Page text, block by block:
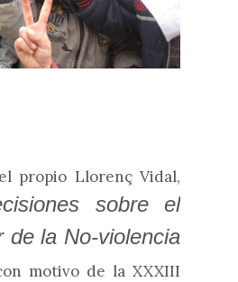
propio Llorenç Vidal,
sobre el
de la No-violencia
motivo de la XXXIII